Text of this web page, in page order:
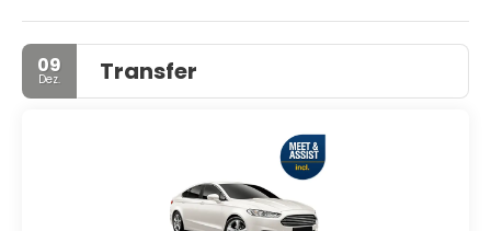
Punta Cana für viele zum Inbegriff des Karibiktraums. Das
Angebot an Wassersportarten ist groß und es gibt
mehrere Golfplätze. Die Luxusressorts bilden in sich
geschlossene Siedlungen.
09
Dez. Transfer